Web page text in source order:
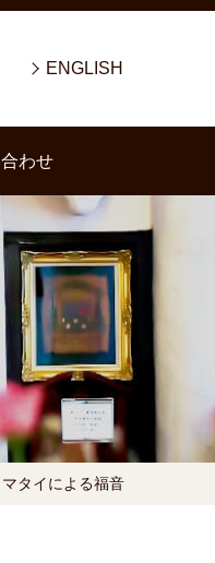
ENGLISH
わせ
マタイによる福音